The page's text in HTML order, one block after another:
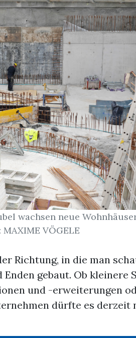
wachsen neue
MAXIME VÖGELE
Richtung, in die man
gebaut. Ob kleinere
und -erweiterungen
dürfte es derzeit